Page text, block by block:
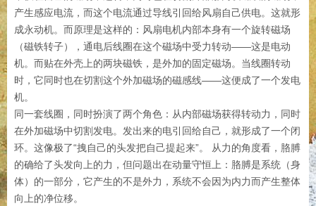
产生感应电流，而这个电流通过导线引回给风扇自己供电。这就形
成永动机。而原理是这样的：风扇电机内部本身有一个旋转磁场
（磁铁转子），通电后线圈在这个磁场中受力转动——这是电动
机。而贴在外壳上的两块磁铁，是外加的固定磁场。当线圈转动
时，它同时也在切割这个外加磁场的磁感线——这便成了一个发电
机。
同一套线圈，同时扮演了两个角色：从内部磁场获得转动力，同时
在外加磁场中切割发电。发出来的电引回给自己，就形成了一个闭
环。这像极了“拽自己的头发把自己提起来”。 从力的角度看，胳膊
的确给了头发向上的力，但问题出在动量守恒上：胳膊是系统（身
体）的一部分，它产生的不是外力，系统不会因为内力而产生整体
向上的净位移。